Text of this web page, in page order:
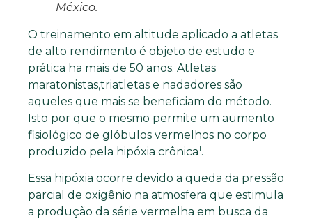
México.
O treinamento em altitude aplicado a atletas
de alto rendimento é objeto de estudo e
prática ha mais de 50 anos. Atletas
maratonistas,triatletas e nadadores são
aqueles que mais se beneficiam do método.
Isto por que o mesmo permite um aumento
fisiológico de glóbulos vermelhos no corpo
produzido pela hipóxia crônica1.
Essa hipóxia ocorre devido a queda da pressão
parcial de oxigênio na atmosfera que estimula
a produção da série vermelha em busca da